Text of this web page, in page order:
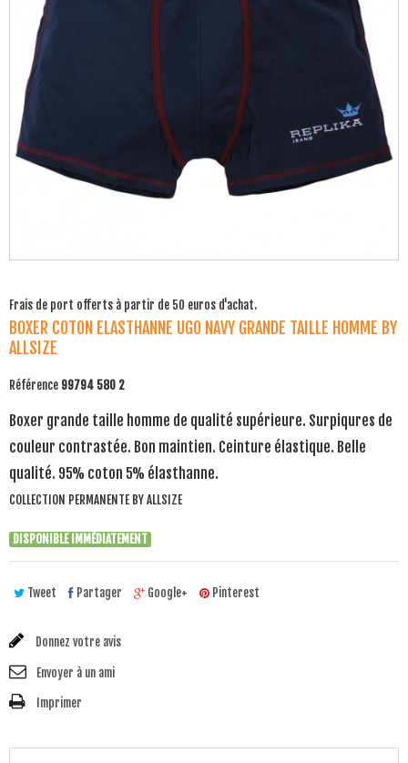
Frais de port offerts à partir de 50 euros d'achat.
BOXER COTON ELASTHANNE UGO NAVY GRANDE TAILLE HOMME BY
ALLSIZE
Référence 99794 580 2
Boxer grande taille homme de qualité supérieure. Surpiqures de
couleur contrastée. Bon maintien. Ceinture élastique. Belle
qualité. 95% coton 5% élasthanne.
COLLECTION PERMANENTE BY ALLSIZE
DISPONIBLE IMMÉDIATEMENT
Tweet Partager Google+ Pinterest
Donnez votre avis
Envoyer à un ami
Imprimer